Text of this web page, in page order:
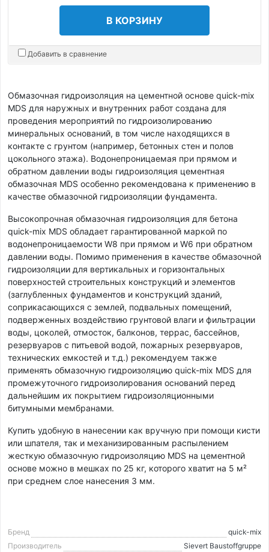
В КОРЗИНУ
Добавить в сравнение
Обмазочная гидроизоляция на цементной основе quick-mix
MDS для наружных и внутренних работ создана для
проведения мероприятий по гидроизолированию
минеральных оснований, в том числе находящихся в
контакте с грунтом (например, бетонных стен и полов
цокольного этажа). Водонепроницаемая при прямом и
обратном давлении воды гидроизоляция цементная
обмазочная MDS особенно рекомендована к применению в
качестве обмазочной гидроизоляции фундамента.
Высокопрочная обмазочная гидроизоляция для бетона
quick-mix MDS обладает гарантированной маркой по
водонепроницаемости W8 при прямом и W6 при обратном
давлении воды. Помимо применения в качестве обмазочной
гидроизоляции для вертикальных и горизонтальных
поверхностей строительных конструкций и элементов
(заглубленных фундаментов и конструкций зданий,
соприкасающихся с землей, подвальных помещений,
подверженных воздействию грунтовой влаги и фильтрации
воды, цоколей, отмосток, балконов, террас, бассейнов,
резервуаров с питьевой водой, пожарных резервуаров,
технических емкостей и т.д.) рекомендуем также
применять обмазочную гидроизоляцию quick-mix MDS для
промежуточного гидроизолирования оснований перед
дальнейшим их покрытием гидроизоляционными
битумными мембранами.
Купить удобную в нанесении как вручную при помощи кисти
или шпателя, так и механизированным распылением
жесткую обмазочную гидроизоляцию MDS на цементной
основе можно в мешках по 25 кг, которого хватит на 5 м²
при среднем слое нанесения 3 мм.
Бренд
quick-mix
Производитель
Sievert Baustoffgruppe